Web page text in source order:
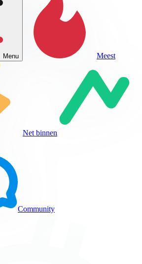
Menu Meest
Net binnen
Community